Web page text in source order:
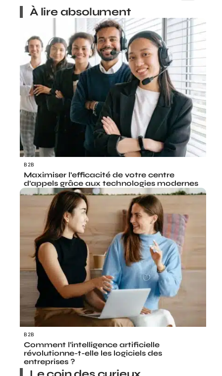
À lire absolument
B2B
Maximiser l’efficacité de votre centre
d’appels grâce aux technologies modernes
B2B
Comment l’intelligence artificielle
révolutionne-t-elle les logiciels des
entreprises ?